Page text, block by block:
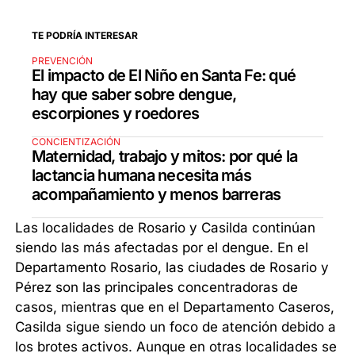
TE PODRÍA INTERESAR
PREVENCIÓN
El impacto de El Niño en Santa Fe: qué
hay que saber sobre dengue,
escorpiones y roedores
CONCIENTIZACIÓN
Maternidad, trabajo y mitos: por qué la
lactancia humana necesita más
acompañamiento y menos barreras
Las localidades de Rosario y Casilda continúan
siendo las más afectadas por el dengue. En el
Departamento Rosario, las ciudades de Rosario y
Pérez son las principales concentradoras de
casos, mientras que en el Departamento Caseros,
Casilda sigue siendo un foco de atención debido a
los brotes activos. Aunque en otras localidades se